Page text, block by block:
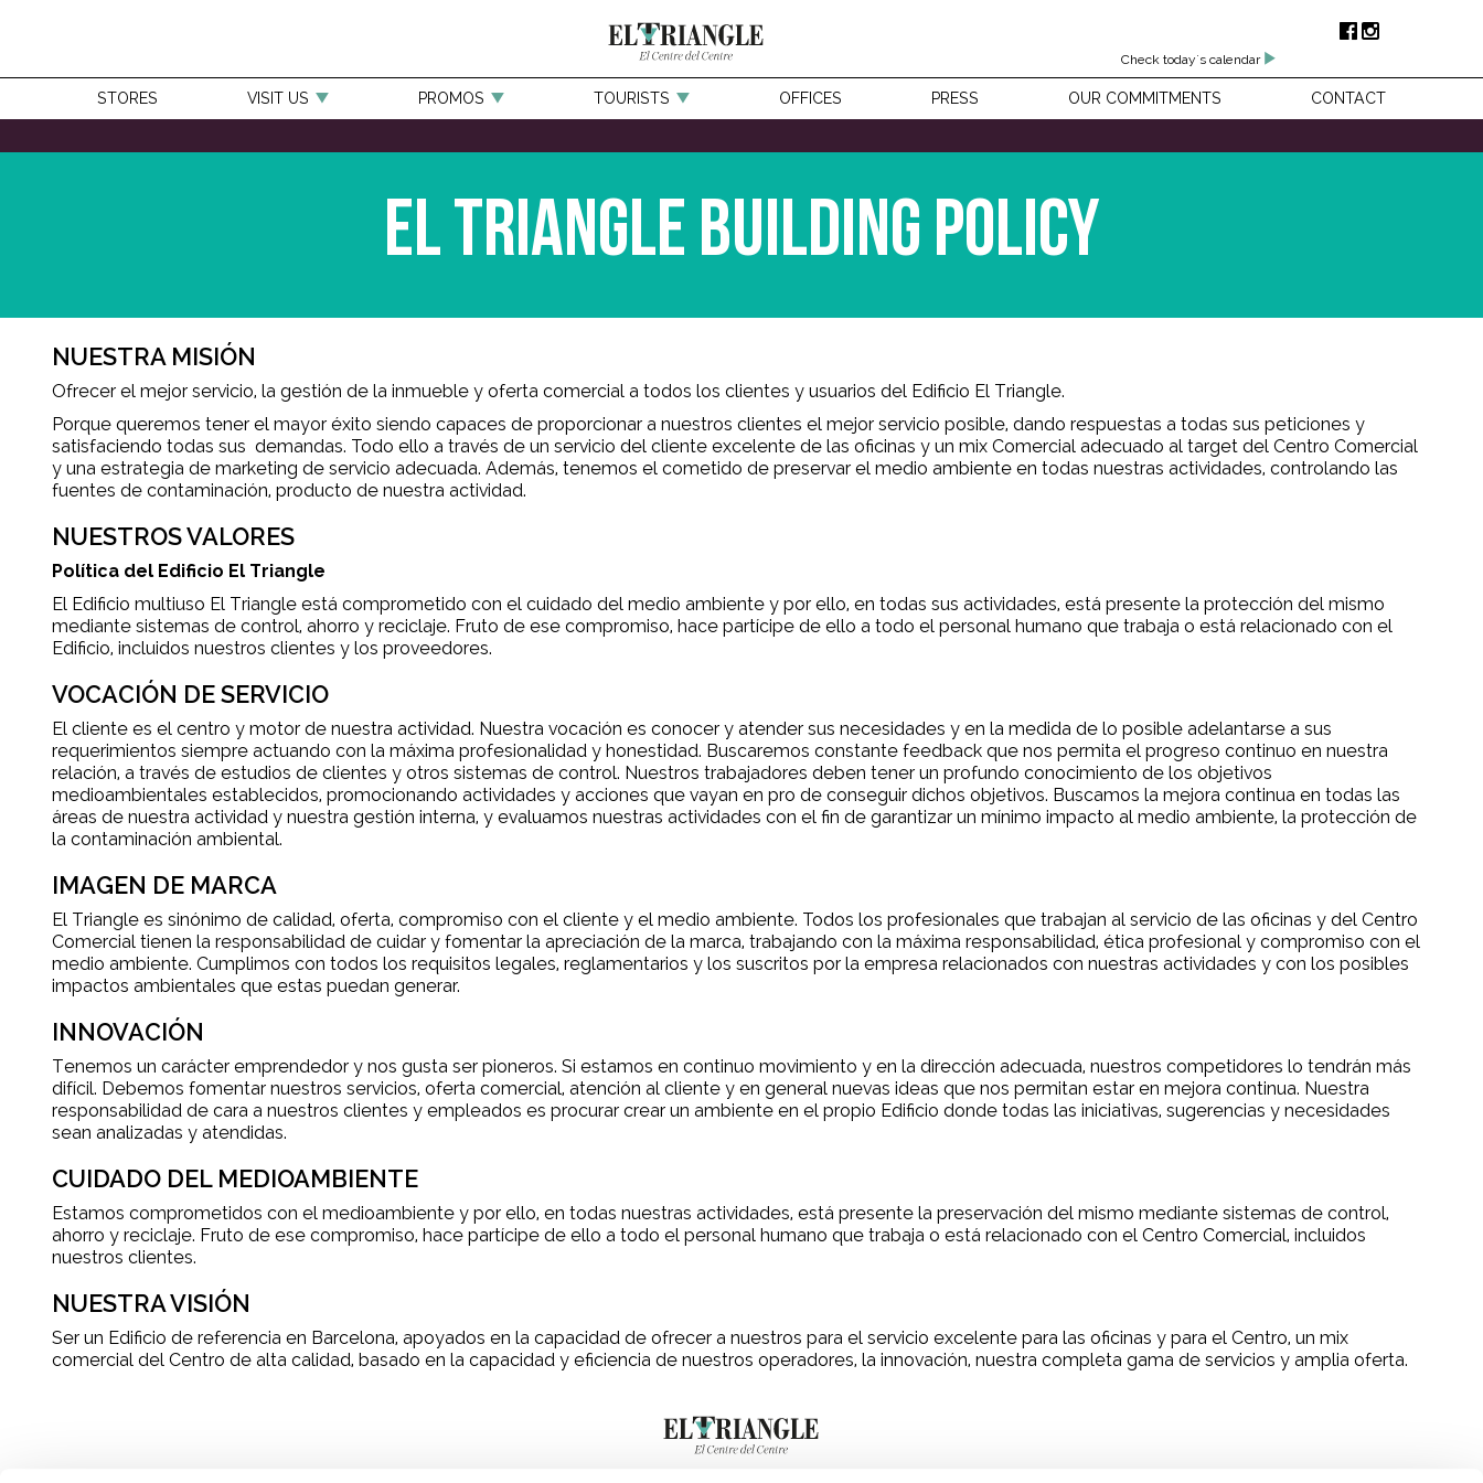
Check today's calendar
STORES VISIT US PROMOS TOURISTS OFFICES PRESS OUR COMMITMENTS CONTACT
El Triangle Building policy
NUESTRA MISIÓN
Ofrecer el mejor servicio, la gestión de la inmueble y oferta comercial a todos los clientes y usuarios del Edificio El Triangle.
Porque queremos tener el mayor éxito siendo capaces de proporcionar a nuestros clientes el mejor servicio posible, dando respuestas a todas sus peticiones y
satisfaciendo todas sus demandas. Todo ello a través de un servicio del cliente excelente de las oficinas y un mix Comercial adecuado al target del Centro Comercial
y una estrategia de marketing de servicio adecuada. Además, tenemos el cometido de preservar el medio ambiente en todas nuestras actividades, controlando las
fuentes de contaminación, producto de nuestra actividad.
NUESTROS VALORES
Política del Edificio El Triangle
El Edificio multiuso El Triangle está comprometido con el cuidado del medio ambiente y por ello, en todas sus actividades, está presente la protección del mismo
mediante sistemas de control, ahorro y reciclaje. Fruto de ese compromiso, hace partícipe de ello a todo el personal humano que trabaja o está relacionado con el
Edificio, incluidos nuestros clientes y los proveedores.
VOCACIÓN DE SERVICIO
El cliente es el centro y motor de nuestra actividad. Nuestra vocación es conocer y atender sus necesidades y en la medida de lo posible adelantarse a sus
requerimientos siempre actuando con la máxima profesionalidad y honestidad. Buscaremos constante feedback que nos permita el progreso continuo en nuestra
relación, a través de estudios de clientes y otros sistemas de control. Nuestros trabajadores deben tener un profundo conocimiento de los objetivos
medioambientales establecidos, promocionando actividades y acciones que vayan en pro de conseguir dichos objetivos. Buscamos la mejora continua en todas las
áreas de nuestra actividad y nuestra gestión interna, y evaluamos nuestras actividades con el fin de garantizar un mínimo impacto al medio ambiente, la protección de
la contaminación ambiental.
IMAGEN DE MARCA
El Triangle es sinónimo de calidad, oferta, compromiso con el cliente y el medio ambiente. Todos los profesionales que trabajan al servicio de las oficinas y del Centro
Comercial tienen la responsabilidad de cuidar y fomentar la apreciación de la marca, trabajando con la máxima responsabilidad, ética profesional y compromiso con el
medio ambiente. Cumplimos con todos los requisitos legales, reglamentarios y los suscritos por la empresa relacionados con nuestras actividades y con los posibles
impactos ambientales que estas puedan generar.
INNOVACIÓN
Tenemos un carácter emprendedor y nos gusta ser pioneros. Si estamos en continuo movimiento y en la dirección adecuada, nuestros competidores lo tendrán más
difícil. Debemos fomentar nuestros servicios, oferta comercial, atención al cliente y en general nuevas ideas que nos permitan estar en mejora continua. Nuestra
responsabilidad de cara a nuestros clientes y empleados es procurar crear un ambiente en el propio Edificio donde todas las iniciativas, sugerencias y necesidades
sean analizadas y atendidas.
CUIDADO DEL MEDIOAMBIENTE
Estamos comprometidos con el medioambiente y por ello, en todas nuestras actividades, está presente la preservación del mismo mediante sistemas de control,
ahorro y reciclaje. Fruto de ese compromiso, hace partícipe de ello a todo el personal humano que trabaja o está relacionado con el Centro Comercial, incluidos
nuestros clientes.
NUESTRA VISIÓN
Ser un Edificio de referencia en Barcelona, apoyados en la capacidad de ofrecer a nuestros para el servicio excelente para las oficinas y para el Centro, un mix
comercial del Centro de alta calidad, basado en la capacidad y eficiencia de nuestros operadores, la innovación, nuestra completa gama de servicios y amplia oferta.